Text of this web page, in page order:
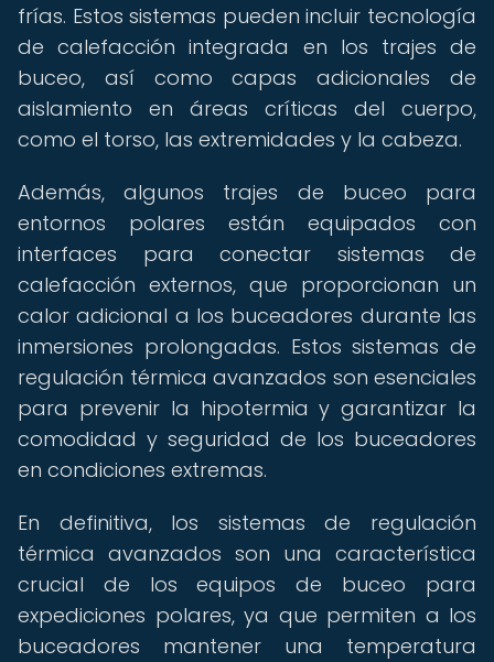
frías. Estos sistemas pueden incluir tecnología
de calefacción integrada en los trajes de
buceo, así como capas adicionales de
aislamiento en áreas críticas del cuerpo,
como el torso, las extremidades y la cabeza.
Además, algunos trajes de buceo para
entornos polares están equipados con
interfaces para conectar sistemas de
calefacción externos, que proporcionan un
calor adicional a los buceadores durante las
inmersiones prolongadas. Estos sistemas de
regulación térmica avanzados son esenciales
para prevenir la hipotermia y garantizar la
comodidad y seguridad de los buceadores
en condiciones extremas.
En definitiva, los sistemas de regulación
térmica avanzados son una característica
crucial de los equipos de buceo para
expediciones polares, ya que permiten a los
buceadores mantener una temperatura